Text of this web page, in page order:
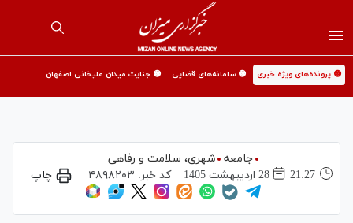
🟡 پرونده‌های ویژه خبری 🟡 سامانه‌های قضایی 🟡 جنایت میدان علیخانی اصفهان
جامعه
شهری،‌ سلامت و رفاهی
21:27
28 ارديبهشت 1405 کد خبر: ۴۸۹۸۲۰۳ چاپ